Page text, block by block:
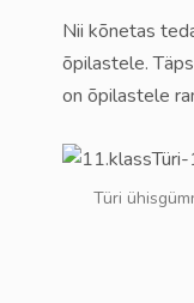
Nii kõnetas
õpilastele.
on õpilastele
Türi